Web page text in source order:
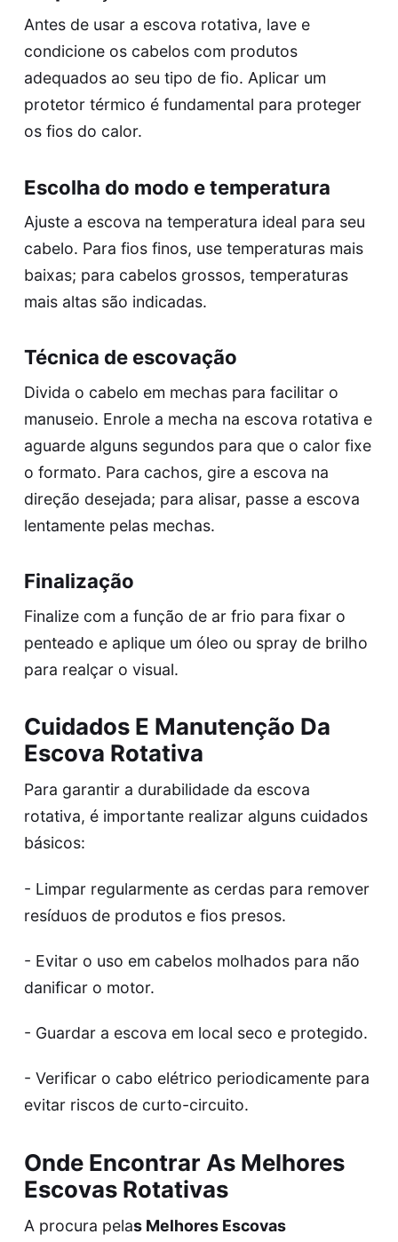
Antes de usar a escova rotativa, lave e
condicione os cabelos com produtos
adequados ao seu tipo de fio. Aplicar um
protetor térmico é fundamental para proteger
os fios do calor.
Escolha do modo e temperatura
Ajuste a escova na temperatura ideal para seu
cabelo. Para fios finos, use temperaturas mais
baixas; para cabelos grossos, temperaturas
mais altas são indicadas.
Técnica de escovação
Divida o cabelo em mechas para facilitar o
manuseio. Enrole a mecha na escova rotativa e
aguarde alguns segundos para que o calor fixe
o formato. Para cachos, gire a escova na
direção desejada; para alisar, passe a escova
lentamente pelas mechas.
Finalização
Finalize com a função de ar frio para fixar o
penteado e aplique um óleo ou spray de brilho
para realçar o visual.
Cuidados E Manutenção Da
Escova Rotativa
Para garantir a durabilidade da escova
rotativa, é importante realizar alguns cuidados
básicos:
- Limpar regularmente as cerdas para remover
resíduos de produtos e fios presos.
- Evitar o uso em cabelos molhados para não
danificar o motor.
- Guardar a escova em local seco e protegido.
- Verificar o cabo elétrico periodicamente para
evitar riscos de curto-circuito.
Onde Encontrar As Melhores
Escovas Rotativas
A procura pelas Melhores Escovas